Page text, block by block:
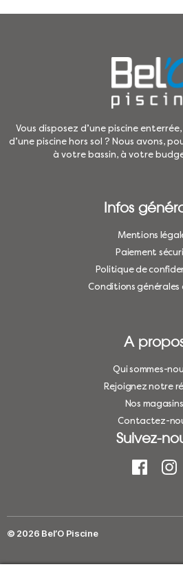
Vous disposez d’une piscine
d’une piscine hors sol ? Nous avons,
à votre bassin, à votre
Infos
Mentions
Paiement
Politique de
Conditions générales
A
Qui sommes-
Rejoignez notre
Nos magasins
Contactez-
Suivez-
© 2026 Bel’O Piscine